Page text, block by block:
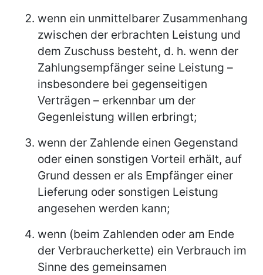
wenn ein unmittelbarer Zusammenhang
zwischen der erbrachten Leistung und
dem Zuschuss besteht, d. h. wenn der
Zahlungsempfänger seine Leistung –
insbesondere bei gegenseitigen
Verträgen – erkennbar um der
Gegenleistung willen erbringt;
wenn der Zahlende einen Gegenstand
oder einen sonstigen Vorteil erhält, auf
Grund dessen er als Empfänger einer
Lieferung oder sonstigen Leistung
angesehen werden kann;
wenn (beim Zahlenden oder am Ende
der Verbraucherkette) ein Verbrauch im
Sinne des gemeinsamen